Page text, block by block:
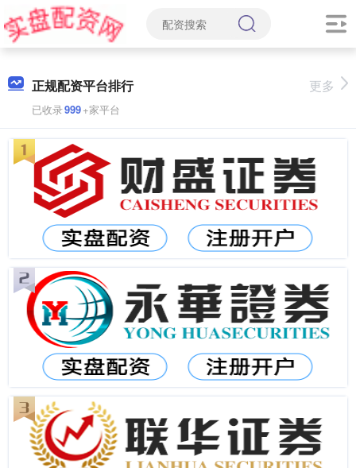
正规配资平台排行
已收录999+家平台
更多